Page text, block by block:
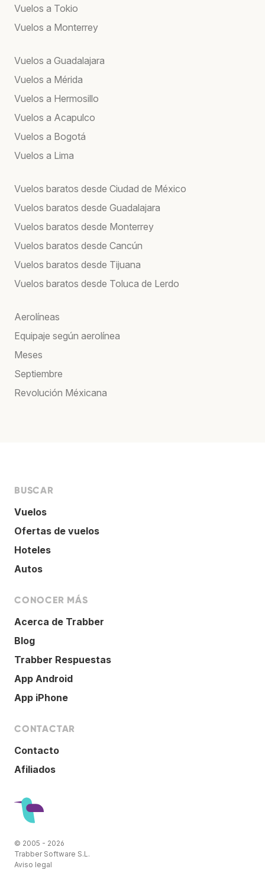
Vuelos a Tokio
Vuelos a Monterrey
Vuelos a Guadalajara
Vuelos a Mérida
Vuelos a Hermosillo
Vuelos a Acapulco
Vuelos a Bogotá
Vuelos a Lima
Vuelos baratos desde Ciudad de México
Vuelos baratos desde Guadalajara
Vuelos baratos desde Monterrey
Vuelos baratos desde Cancún
Vuelos baratos desde Tijuana
Vuelos baratos desde Toluca de Lerdo
Aerolíneas
Equipaje según aerolínea
Meses
Septiembre
Revolución Méxicana
BUSCAR
Vuelos
Ofertas de vuelos
Hoteles
Autos
CONOCER MÁS
Acerca de Trabber
Blog
Trabber Respuestas
App Android
App iPhone
CONTACTAR
Contacto
Afiliados
© 2005 - 2026
Trabber Software S.L.
Aviso legal